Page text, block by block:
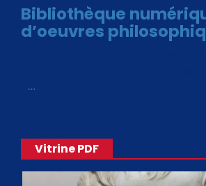
Bibliothèque
d’oeuvres
…
Vitrine PDF